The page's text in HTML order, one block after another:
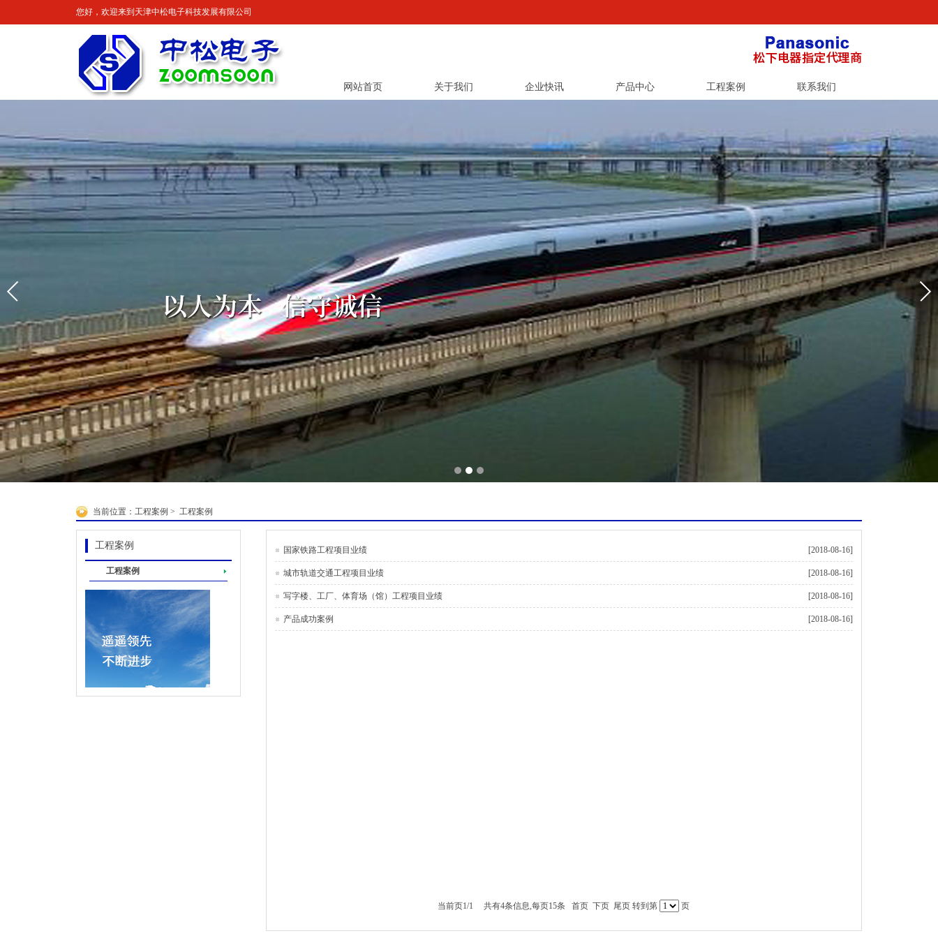
您好，欢迎来到天津中松电子科技发展有限公司
网站首页 关于我们 企业快讯 产品中心 工程案例 联系我们
当前位置： 工程案例 > 工程案例
工程案例
工程案例
[2018-08-16]
国家铁路工程项目业绩
[2018-08-16]
城市轨道交通工程项目业绩
[2018-08-16]
写字楼、工厂、体育场（馆）工程项目业绩
[2018-08-16]
产品成功案例
当前页1/1 共有4条信息,每页15条首页 下页 尾页 转到第 页